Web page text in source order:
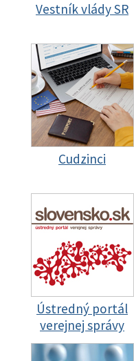
Vestník vlády SR
Cudzinci
Ústredný portál
verejnej správy